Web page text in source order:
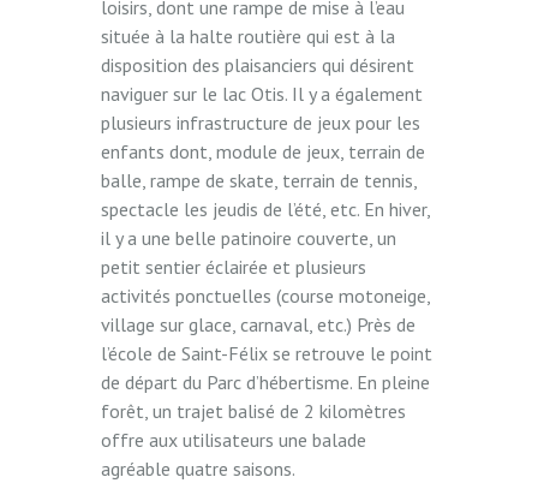
loisirs, dont une rampe de mise à l’eau
située à la halte routière qui est à la
disposition des plaisanciers qui désirent
naviguer sur le lac Otis. Il y a également
plusieurs infrastructure de jeux pour les
enfants dont, module de jeux, terrain de
balle, rampe de skate, terrain de tennis,
spectacle les jeudis de l’été, etc. En hiver,
il y a une belle patinoire couverte, un
petit sentier éclairée et plusieurs
activités ponctuelles (course motoneige,
village sur glace, carnaval, etc.) Près de
l’école de Saint-Félix se retrouve le point
de départ du Parc d’hébertisme. En pleine
forêt, un trajet balisé de 2 kilomètres
offre aux utilisateurs une balade
agréable quatre saisons.